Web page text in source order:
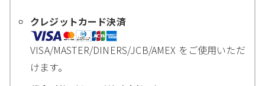
クレジットカード決済
VISA/MASTER/DINERS/JCB/AMEX をご使用いただ
けます。